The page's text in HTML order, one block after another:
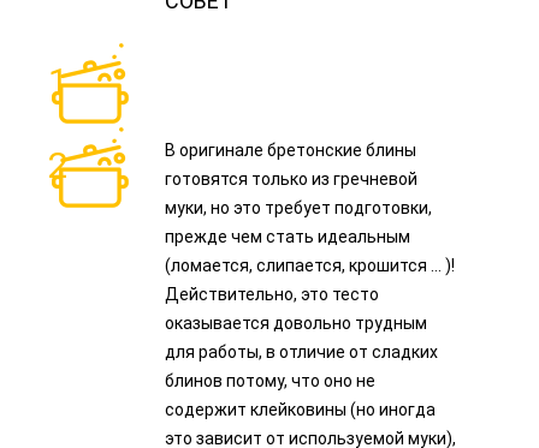
В оригинале бретонские блины
готовятся только из гречневой
муки, но это требует подготовки,
прежде чем стать идеальным
(ломается, слипается, крошится ... )!
Действительно, это тесто
оказывается довольно трудным
для работы, в отличие от сладких
блинов потому, что оно не
содержит клейковины (но иногда
это зависит от используемой муки),